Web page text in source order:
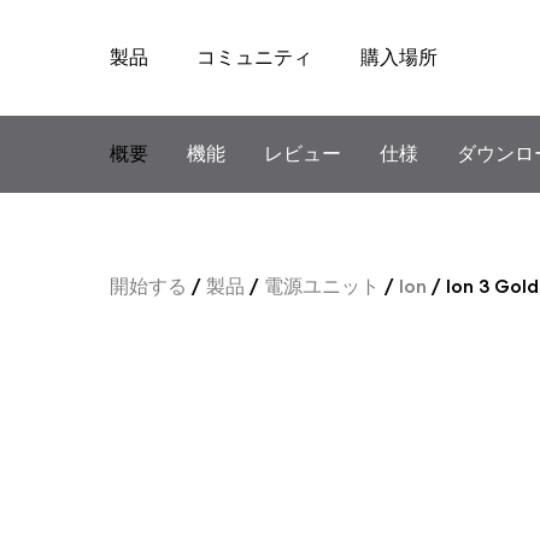
製品 コミュニティ 購入場所
概要
機能 レビュー 仕様 ダウンロ
開始する /製品 / 電源ユニット / Ion / Ion 3